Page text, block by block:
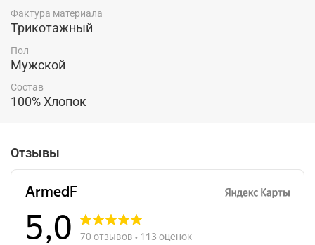
Фактура материала
Трикотажный
Пол
Мужской
Состав
100% Хлопок
Отзывы